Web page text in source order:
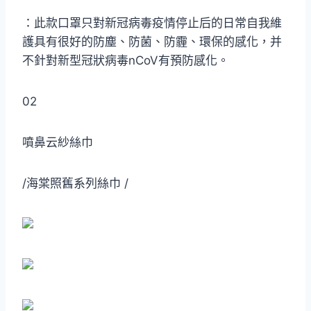
：此款口罩只對新冠病毒疫情停止后的日常自我維
護具有很好的防塵、防菌、防霾、環保的感化，并
不針對新型冠狀病毒nCoV有預防感化。
02
噴鼻云紗絲巾
/海棠照舊系列絲巾 /